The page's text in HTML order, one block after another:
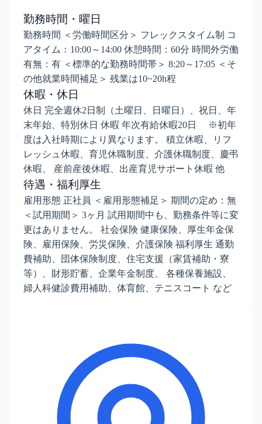
勤務時間・曜日
勤務時間 ＜労働時間区分＞ フレックスタイム制 コ
アタイム：10:00～14:00 休憩時間：60分 時間外労働
有無：有 ＜標準的な勤務時間帯＞ 8:20～17:05 ＜そ
の他就業時間補足＞ 残業は10~20h程
休暇・休日
休日 完全週休2日制（土曜日、日曜日）、祝日、年
末年始、特別休日 休暇 年次有給休暇20日 ※初年
度は入社時期により異なります。 積立休暇、リフ
レッシュ休暇、育児休職制度、介護休職制度、慶弔
休暇、 産前産後休暇、出産育児サポート休暇 他
待遇・福利厚生
雇用形態 正社員 ＜雇用形態補足＞ 期間の定め：無
＜試用期間＞ 3ヶ月 試用期間中も、勤務条件等に変
更はありません。 社会保険 健康保険、厚生年金保
険、雇用保険、労災保険、介護保険 福利厚生 通勤
費補助、団体保険制度、住宅支援（家賃補助・寮
等）、財形貯蓄、企業年金制度、 各種保養施設、
婦人科健診費用補助、体育館、テニスコート など